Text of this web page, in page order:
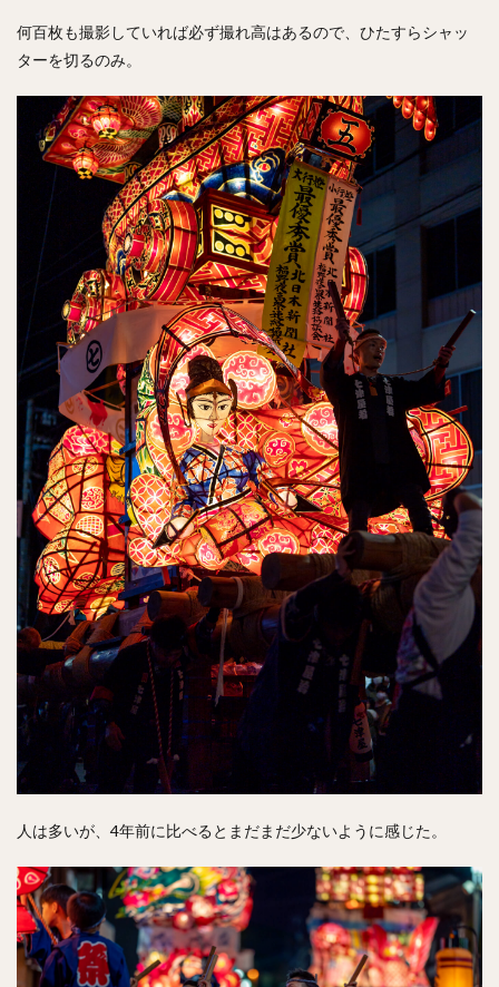
何百枚も撮影していれば必ず撮れ高はあるので、ひたすらシャッ
ターを切るのみ。
人は多いが、4年前に比べるとまだまだ少ないように感じた。